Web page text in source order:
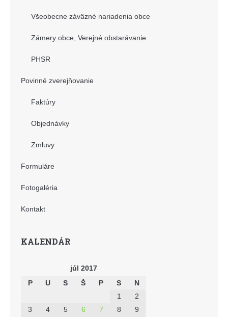
Všeobecne záväzné nariadenia obce
Zámery obce, Verejné obstarávanie
PHSR
Povinné zverejňovanie
Faktúry
Objednávky
Zmluvy
Formuláre
Fotogaléria
Kontakt
KALENDÁR
júl 2017
P
U S Š P S N
1
2
3
4 5 6 7 8
9